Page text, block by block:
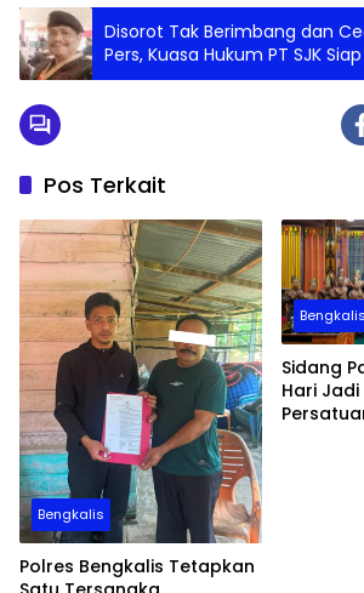
Disorot Tak Berimbang dan
Pers, Kuasa Hukum PT SJK
ke Dewan Pers dan Jalur
Pos Terkait
Bengkalis
Polres Bengkalis Tetapkan
Bengkalis
Sidang
Hari